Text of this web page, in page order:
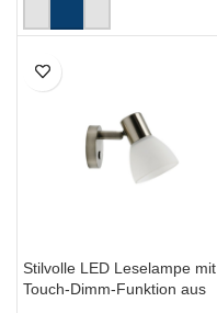
Stilvolle LED Leselampe mit
Touch-Dimm-Funktion aus